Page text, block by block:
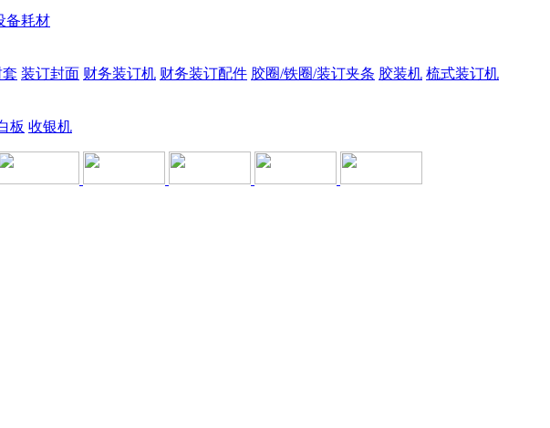
备耗材
装订封面 财务装订机 财务装订配件 胶圈/铁圈/装订夹条 胶装机 梳式装订机
板 收银机